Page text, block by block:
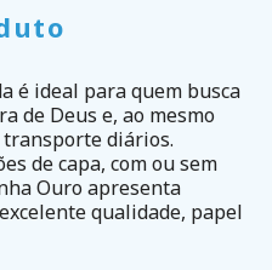
é ideal para quem busca
de Deus e, ao mesmo
diários.
de capa, com ou sem
Ouro apresenta
qualidade, papel